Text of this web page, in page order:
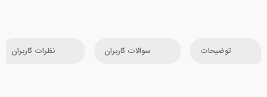
توضیحات سوالات کاربران نظرات کاربران